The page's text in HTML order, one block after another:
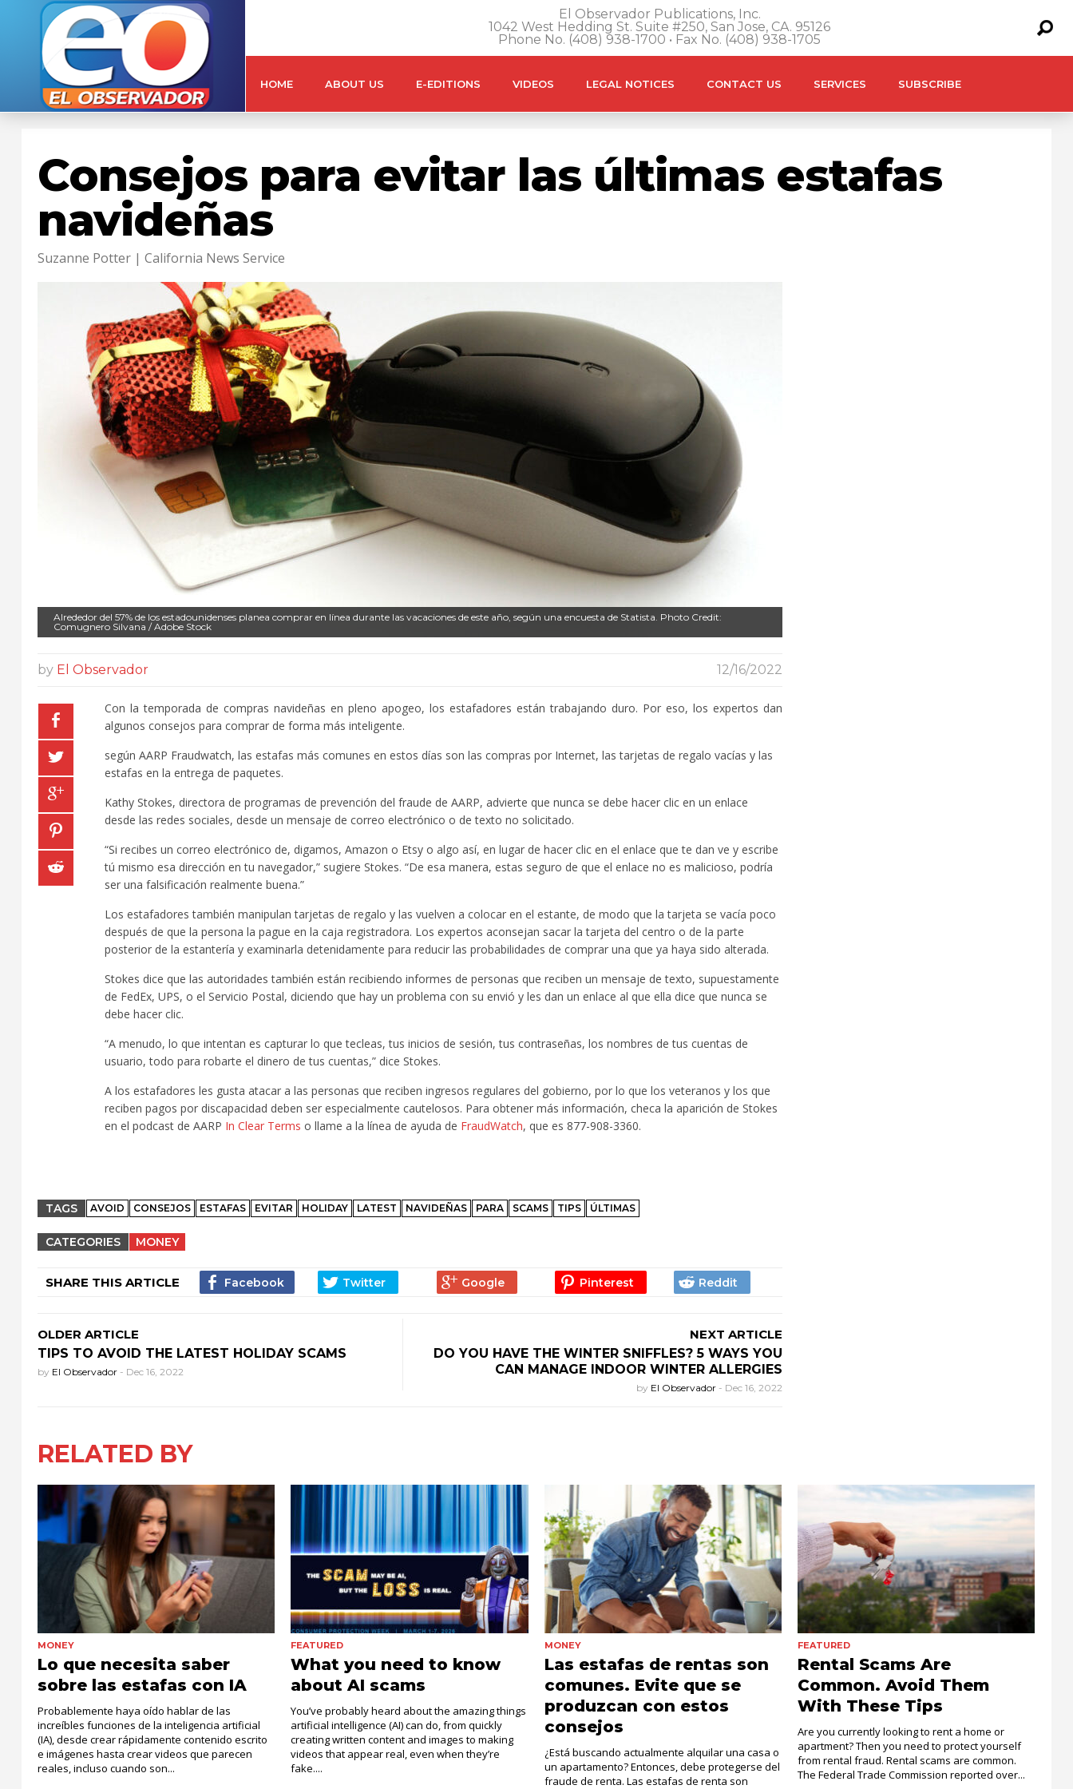
El Observador Publications, Inc.
1042 West Hedding St. Suite #250, San Jose, CA. 95126
Phone No. (408) 938-1700 • Fax No. (408) 938-1705
HOME ABOUT US E-EDITIONS VIDEOS LEGAL NOTICES CONTACT US SERVICES SUBSCRIBE
Consejos para evitar las últimas estafas
navideñas
Suzanne Potter | California News Service
Alrededor del 57% de los estadounidenses planea comprar en línea durante las vacaciones de este año, según una encuesta de Statista. Photo Credit:
Comugnero Silvana / Adobe Stock
by El Observador 12/16/2022
Con la temporada de compras navideñas en pleno apogeo, los estafadores están trabajando duro. Por eso, los expertos dan
algunos consejos para comprar de forma más inteligente.
según AARP Fraudwatch, las estafas más comunes en estos días son las compras por Internet, las tarjetas de regalo vacías y las
estafas en la entrega de paquetes.
Kathy Stokes, directora de programas de prevención del fraude de AARP, advierte que nunca se debe hacer clic en un enlace
desde las redes sociales, desde un mensaje de correo electrónico o de texto no solicitado.
“Si recibes un correo electrónico de, digamos, Amazon o Etsy o algo así, en lugar de hacer clic en el enlace que te dan ve y escribe
tú mismo esa dirección en tu navegador,” sugiere Stokes. “De esa manera, estas seguro de que el enlace no es malicioso, podría
ser una falsificación realmente buena.”
Los estafadores también manipulan tarjetas de regalo y las vuelven a colocar en el estante, de modo que la tarjeta se vacía poco
después de que la persona la pague en la caja registradora. Los expertos aconsejan sacar la tarjeta del centro o de la parte
posterior de la estantería y examinarla detenidamente para reducir las probabilidades de comprar una que ya haya sido alterada.
Stokes dice que las autoridades también están recibiendo informes de personas que reciben un mensaje de texto, supuestamente
de FedEx, UPS, o el Servicio Postal, diciendo que hay un problema con su envió y les dan un enlace al que ella dice que nunca se
debe hacer clic.
“A menudo, lo que intentan es capturar lo que tecleas, tus inicios de sesión, tus contraseñas, los nombres de tus cuentas de
usuario, todo para robarte el dinero de tus cuentas,” dice Stokes.
A los estafadores les gusta atacar a las personas que reciben ingresos regulares del gobierno, por lo que los veteranos y los que
reciben pagos por discapacidad deben ser especialmente cautelosos. Para obtener más información, checa la aparición de Stokes
en el podcast de AARP In Clear Terms o llame a la línea de ayuda de FraudWatch, que es 877-908-3360.
TAGS AVOID CONSEJOS ESTAFAS EVITAR HOLIDAY LATEST NAVIDEÑAS PARA SCAMS TIPS ÚLTIMAS
CATEGORIES MONEY
SHARE THIS ARTICLE
OLDER ARTICLE
TIPS TO AVOID THE LATEST HOLIDAY SCAMS
by El Observador - Dec 16, 2022
NEXT ARTICLE
DO YOU HAVE THE WINTER SNIFFLES? 5 WAYS YOU
CAN MANAGE INDOOR WINTER ALLERGIES
by El Observador - Dec 16, 2022
RELATED BY
MONEY
Lo que necesita saber
sobre las estafas con IA
Probablemente haya oído hablar de las
increíbles funciones de la inteligencia artificial
(IA), desde crear rápidamente contenido escrito
e imágenes hasta crear videos que parecen
reales, incluso cuando son...
FEATURED
What you need to know
about AI scams
You’ve probably heard about the amazing things
artificial intelligence (AI) can do, from quickly
creating written content and images to making
videos that appear real, even when they’re
fake....
MONEY
Las estafas de rentas son
comunes. Evite que se
produzcan con estos
consejos
¿Está buscando actualmente alquilar una casa o
un apartamento? Entonces, debe protegerse del
fraude de renta. Las estafas de renta son
FEATURED
Rental Scams Are
Common. Avoid Them
With These Tips
Are you currently looking to rent a home or
apartment? Then you need to protect yourself
from rental fraud. Rental scams are common.
The Federal Trade Commission reported over...